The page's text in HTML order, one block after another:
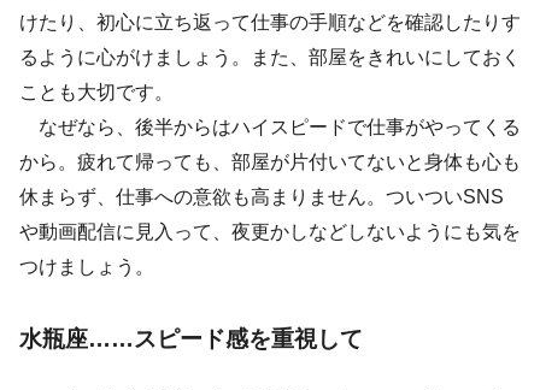
けたり、初心に立ち返って仕事の手順などを確認したりす
るように心がけましょう。また、部屋をきれいにしておく
ことも大切です。
なぜなら、後半からはハイスピードで仕事がやってくる
から。疲れて帰っても、部屋が片付いてないと身体も心も
休まらず、仕事への意欲も高まりません。ついついSNS
や動画配信に見入って、夜更かしなどしないようにも気を
つけましょう。
水瓶座……スピード感を重視して